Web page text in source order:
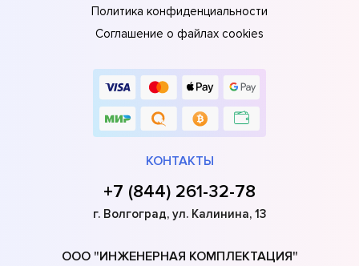
Политика конфиденциальности
Соглашение о файлах cookies
КОНТАКТЫ
+7 (844) 261-32-78
г. Волгоград, ул. Калинина, 13
ООО "ИНЖЕНЕРНАЯ КОМПЛЕКТАЦИЯ"